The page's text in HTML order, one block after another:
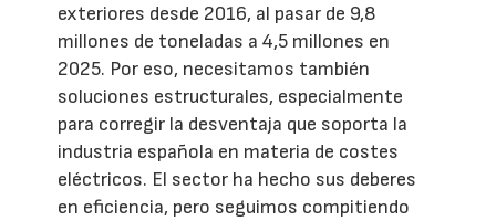
exteriores desde 2016, al pasar de 9,8
millones de toneladas a 4,5 millones en
2025. Por eso, necesitamos también
soluciones estructurales, especialmente
para corregir la desventaja que soporta la
industria española en materia de costes
eléctricos. El sector ha hecho sus deberes
en eficiencia, pero seguimos compitiendo